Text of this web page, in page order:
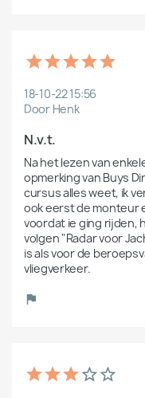
18-10-22 15:56
Door Henk
N.v.t.
Na het lezen van
opmerking van Buys
cursus alles weet, ik
ook eerst de monteur
voordat ie ging rijden,
volgen "Radar voor
is als voor de
vliegverkeer.